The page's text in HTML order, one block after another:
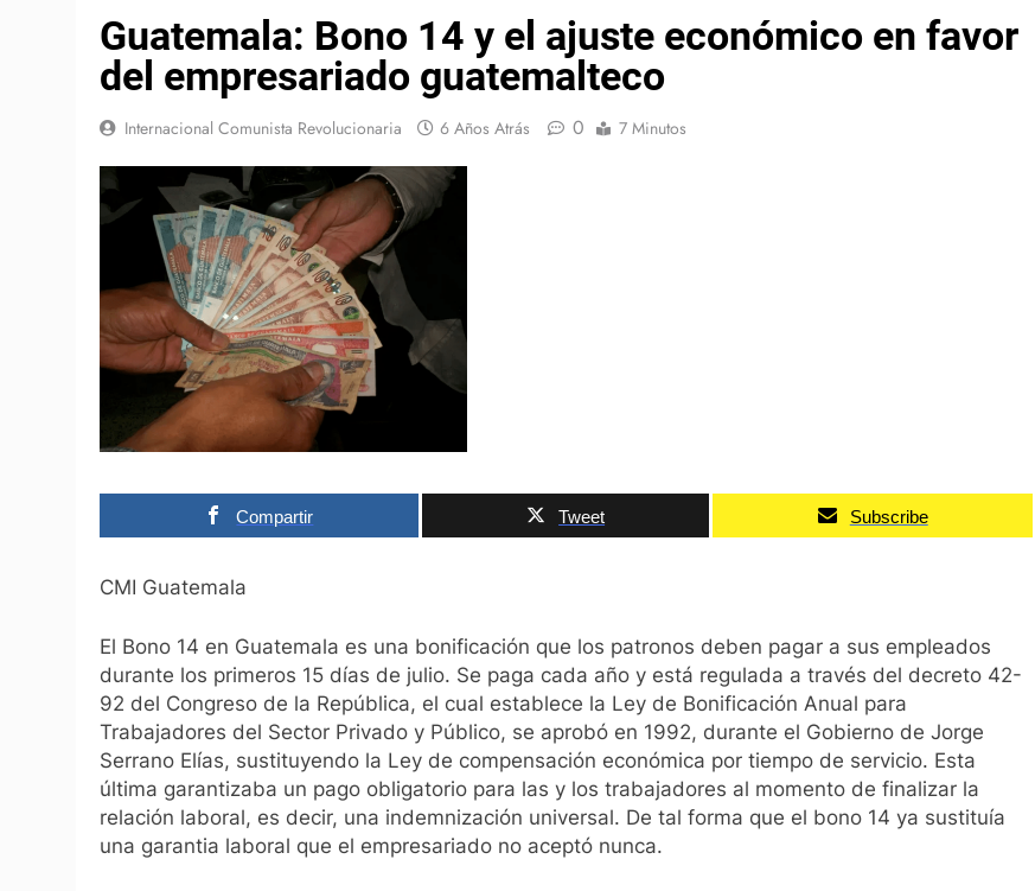
Guatemala: Bono 14 y el ajuste económico en favor
del empresariado guatemalteco
Internacional Comunista Revolucionaria 6 Años Atrás 0 7 Minutos
Compartir Tweet Subscribe
CMI Guatemala
El Bono 14 en Guatemala es una bonificación que los patronos deben pagar a sus empleados
durante los primeros 15 días de julio. Se paga cada año y está regulada a través del decreto 42-
92 del Congreso de la República, el cual establece la Ley de Bonificación Anual para
Trabajadores del Sector Privado y Público, se aprobó en 1992, durante el Gobierno de Jorge
Serrano Elías, sustituyendo la Ley de compensación económica por tiempo de servicio. Esta
última garantizaba un pago obligatorio para las y los trabajadores al momento de finalizar la
relación laboral, es decir, una indemnización universal. De tal forma que el bono 14 ya sustituía
una garantia laboral que el empresariado no aceptó nunca.